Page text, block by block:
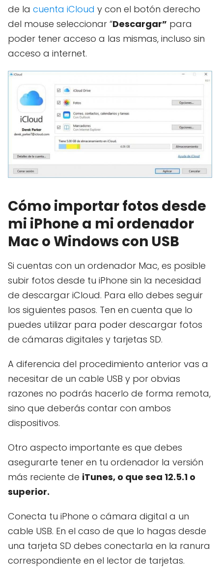
de la cuenta iCloud y con el botón derecho
del mouse seleccionar “Descargar” para
poder tener acceso a las mismas, incluso sin
acceso a internet.
Cómo importar fotos desde
mi iPhone a mi ordenador
Mac o Windows con USB
Si cuentas con un ordenador Mac, es posible
subir fotos desde tu iPhone sin la necesidad
de descargar iCloud. Para ello debes seguir
los siguientes pasos. Ten en cuenta que lo
puedes utilizar para poder descargar fotos
de cámaras digitales y tarjetas SD.
A diferencia del procedimiento anterior vas a
necesitar de un cable USB y por obvias
razones no podrás hacerlo de forma remota,
sino que deberás contar con ambos
dispositivos.
Otro aspecto importante es que debes
asegurarte tener en tu ordenador la versión
más reciente de iTunes, o que sea 12.5.1 o
superior.
Conecta tu iPhone o cámara digital a un
cable USB. En el caso de que lo hagas desde
una tarjeta SD debes conectarla en la ranura
correspondiente en el lector de tarjetas.